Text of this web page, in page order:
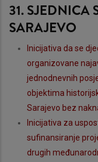
31. SJEDNICA
SARAJEVO
Inicijativa da se
organizovane
jednodnevnih
objektima
Sarajevo bez
Inicijativa za
sufinansiranje
drugih